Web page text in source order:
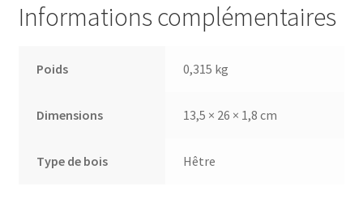
Informations complémentaires
Poids 0,315 kg
Dimensions 13,5 × 26 × 1,8 cm
Type de bois Hêtre